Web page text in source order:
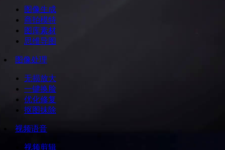
图像生成
商拍模特
图库素材
思维导图
图像处理
无损放大
一键换脸
优化修复
抠图抹除
视频语音
视频剪辑